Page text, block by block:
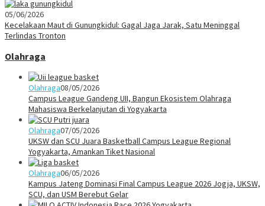
05/06/2026
Kecelakaan Maut di Gunungkidul: Gagal Jaga Jarak, Satu Meninggal
Terlindas Tronton
Olahraga
Olahraga08/05/2026
Campus League Gandeng UII, Bangun Ekosistem Olahraga
Mahasiswa Berkelanjutan di Yogyakarta
Olahraga07/05/2026
UKSW dan SCU Juara Basketball Campus League Regional
Yogyakarta, Amankan Tiket Nasional
Olahraga06/05/2026
Kampus Jateng Dominasi Final Campus League 2026 Jogja, UKSW,
SCU, dan USM Berebut Gelar